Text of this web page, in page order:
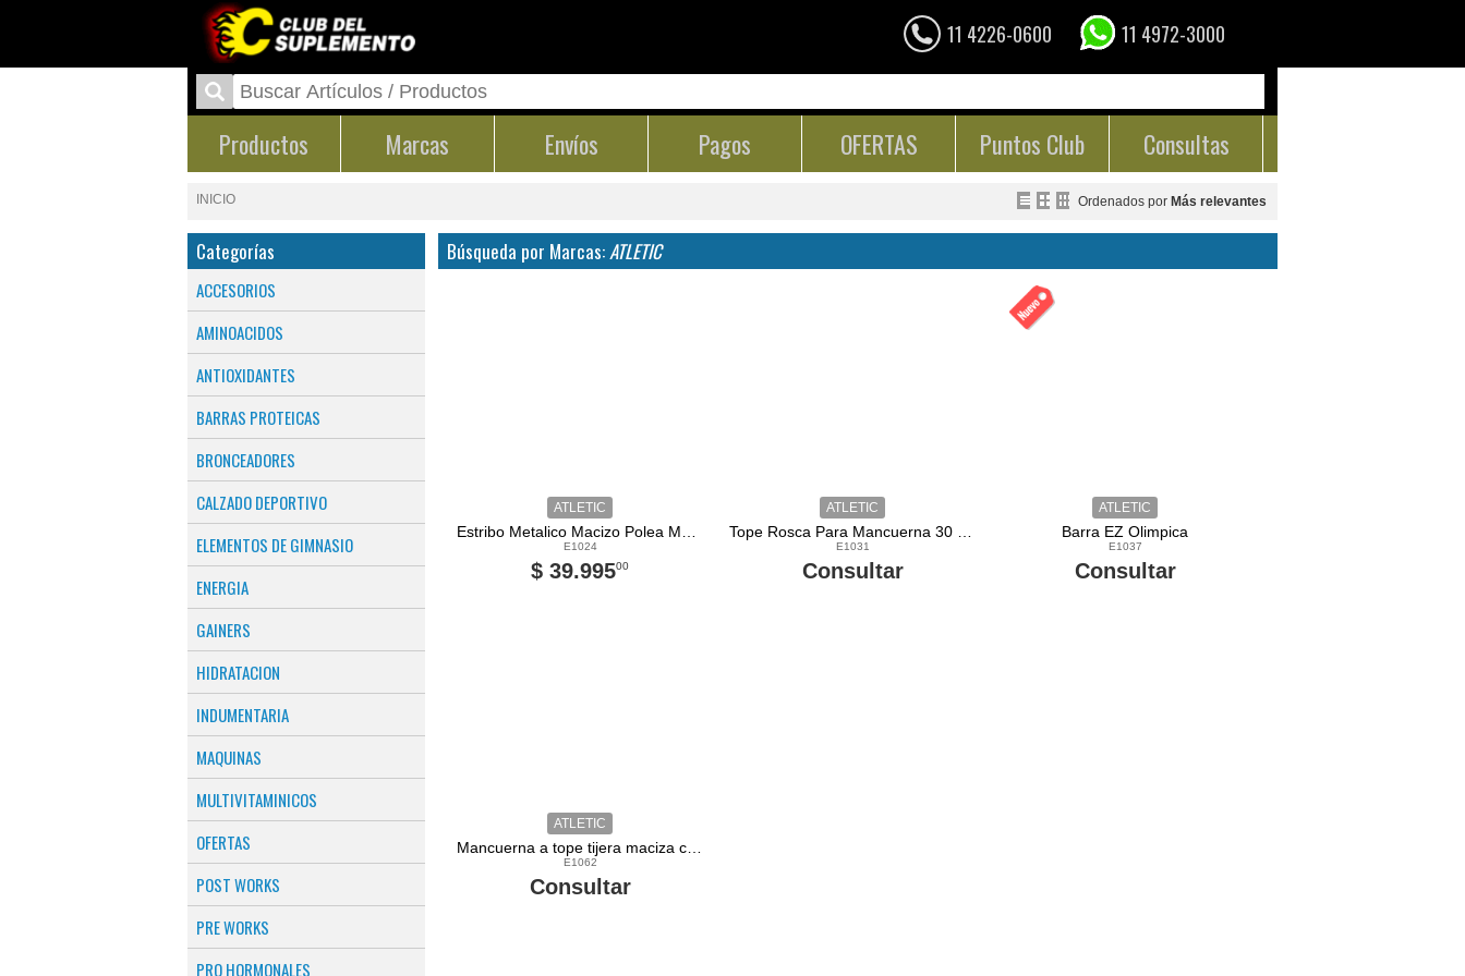
11 4226-0600 11 4972-3000
Productos Marcas Envíos Pagos OFERTAS Puntos Club Consultas
INICIO Ordenados por Más relevantes
Categorías
ACCESORIOS
AMINOACIDOS
ANTIOXIDANTES
BARRAS PROTEICAS
BRONCEADORES
CALZADO DEPORTIVO
ELEMENTOS DE GIMNASIO
ENERGIA
GAINERS
HIDRATACION
INDUMENTARIA
MAQUINAS
MULTIVITAMINICOS
OFERTAS
POST WORKS
PRE WORKS
PRO HORMONALES
Búsqueda por Marcas:ATLETIC
ATLETIC
E1024
$ 39.99500
ATLETIC
E1031
Consultar
ATLETIC
Barra EZ Olimpica
E1037
Consultar
ATLETIC
E1062
Consultar